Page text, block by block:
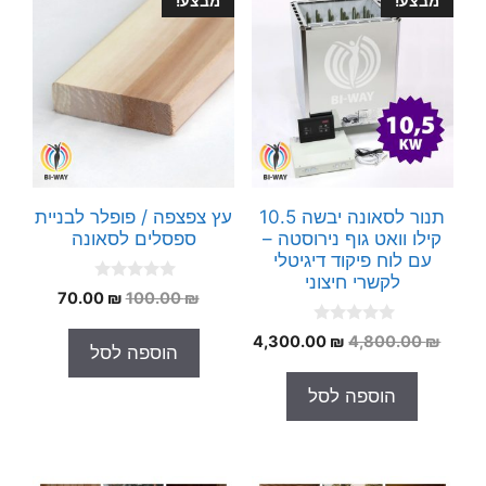
תנור לסאונה יבשה 10.5
קילו וואט גוף נירוסטה –
עם לוח פיקוד דיגיטלי
לקשרי חיצוני
0
o
o
5
4,800.00₪
המחיר
היה:
4,800.00 ₪.
4,300.00 ₪
המחיר
הוספה לסל
עץ צפצפה / פופלר לבניית
ספסלים לסאונה
0
o
o
5
100.00₪
המחיר
היה:
100.00 ₪.
70.00 ₪
המחיר
הוספה לסל